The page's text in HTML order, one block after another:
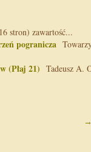
stron) zawartość...
pogranicza
(Płaj 21) Tadeusz A.
→